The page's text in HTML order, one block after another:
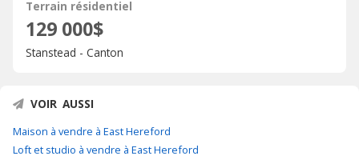
Terrain résidentiel
129 000$
Stanstead - Canton
VOIR AUSSI
Maison à vendre à East Hereford
Loft et studio à vendre à East Hereford